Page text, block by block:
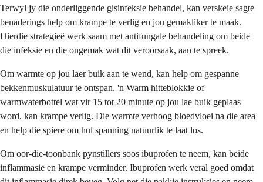
Terwyl jy die onderliggende gisinfeksie behandel, kan verskeie sagte
benaderings help om krampe te verlig en jou gemakliker te maak.
Hierdie strategieë werk saam met antifungale behandeling om beide
die infeksie en die ongemak wat dit veroorsaak, aan te spreek.
Om warmte op jou laer buik aan te wend, kan help om gespanne
bekkenmuskulatuur te ontspan. 'n Warm hitteblokkie of
warmwaterbottel wat vir 15 tot 20 minute op jou lae buik geplaas
word, kan krampe verlig. Die warmte verhoog bloedvloei na die area
en help die spiere om hul spanning natuurlik te laat los.
Om oor-die-toonbank pynstillers soos ibuprofen te neem, kan beide
inflammasie en krampe verminder. Ibuprofen werk veral goed omdat